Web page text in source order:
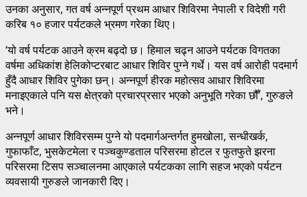
उनका अनुसार, गत वर्ष अन्नपूर्ण प्रथम आधार शिविरमा नेपाली र विदेशी गरी
करिब १० हजार पर्यटकले भ्रमण गरेका थिए।
‘यो वर्ष पर्यटक आउने क्रम बढ्दो छ। हिमाल चढ्न आउने पर्यटक विगतका
वर्षमा अधिकांश हेलिकोप्टरबाट आधार शिविर पुग्ने गर्थे। यस वर्ष आरोही पदमार्ग
हुँदै आधार शिविर पुगेका छन्। अन्नपूर्ण हीरक महोत्सव आधार शिविरमा
मनाइएकाले पनि यस क्षेत्रको प्रचारप्रसार भएको अनुभूति गरेका छौँ’, गुरुङले
भने।
अन्नपूर्ण आधार शिविरसम्म पुग्ने यो पदमार्गअन्तर्गत हुमखोला, सन्धीखर्क,
गुफाफाँट, भुसकेटमेला र पञ्चकुण्डताल परिसरमा होटल र फुतफुते झरना
परिसरमा टिसप सञ्चालनमा आएकाले पर्यटकका लागि सहज भएको पर्यटन
व्यवसायी गुरुङले जानकारी दिए।